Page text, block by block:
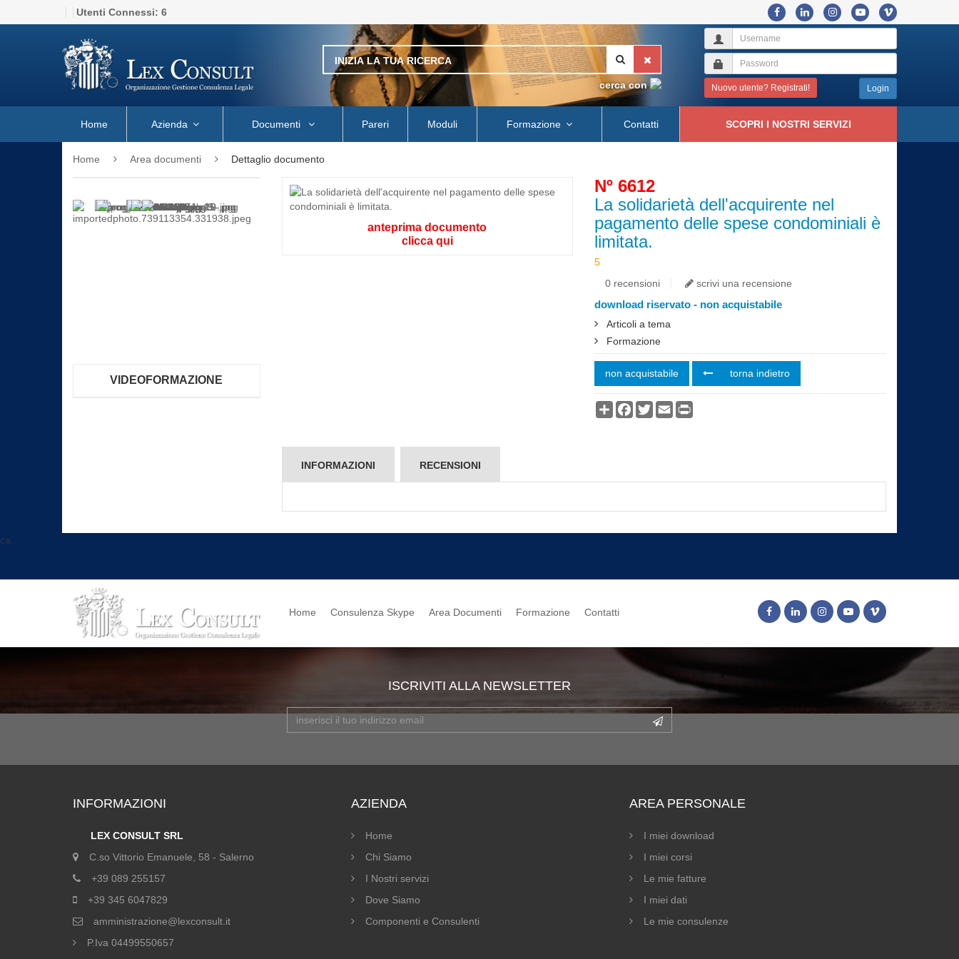
Utenti Connessi: 6
cerca con Nuovo utente? Registrati! Login
Home Azienda Documenti Pareri Moduli Formazione Contatti SCOPRI I NOSTRI SERVIZI
Home Area documenti Dettaglio documento
VIDEOFORMAZIONE
anteprima documento
clicca qui
Nº 6612
La solidarietà dell'acquirente nel
pagamento delle spese condominiali è
limitata.
0 recensioni scrivi una recensione
download riservato - non acquistabile
Articoli a tema
Formazione
non acquistabile torna indietro
CondividiFacebook
TwitterEmail
INFORMAZIONI RECENSIONI
ca
Home Consulenza Skype Area Documenti Formazione Contatti
ISCRIVITI ALLA NEWSLETTER
INFORMAZIONI
LEX CONSULT SRL
C.so Vittorio Emanuele, 58 - Salerno
+39 089 255157
+39 345 6047829
amministrazione@lexconsult.it
P.Iva 04499550657
AZIENDA
Home
Chi Siamo
I Nostri servizi
Dove Siamo
Componenti e Consulenti
AREA PERSONALE
I miei download
I miei corsi
Le mie fatture
I miei dati
Le mie consulenze